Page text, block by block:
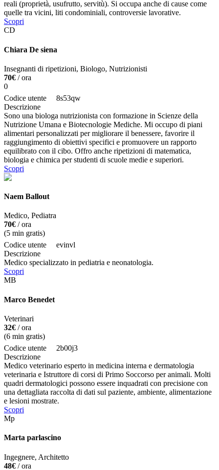
reali (proprietà, usufrutto, servitù). Si occupa anche di cause come
quelle tra vicini, liti condominiali, controversie lavorative.
Scopri
CD
Chiara De siena
Insegnanti di ripetizioni, Biologo, Nutrizionisti
70€ / ora
0
Codice utente
8s53qw
Descrizione
Sono una biologa nutrizionista con formazione in Scienze della
Nutrizione Umana e Biotecnologie Mediche. Mi occupo di piani
alimentari personalizzati per migliorare il benessere, favorire il
raggiungimento di obiettivi specifici e promuovere un rapporto
equilibrato con il cibo. Offro anche ripetizioni di matematica,
biologia e chimica per studenti di scuole medie e superiori.
Scopri
Naem Ballout
Medico, Pediatra
70€ / ora
(5 min gratis)
Codice utente
evinvl
Descrizione
Medico specializzato in pediatria e neonatologia.
Scopri
MB
Marco Benedet
Veterinari
32€ / ora
(6 min gratis)
Codice utente
2b00j3
Descrizione
Medico veterinario esperto in medicina interna e dermatologia
veterinaria e Istruttore di corsi di Primo Soccorso per animali. Molti
quadri dermatologici possono essere inquadrati con precisione con
una dettagliata raccolta di dati sul paziente, ambiente, alimentazione
e lesioni mostrate.
Scopri
Mp
Marta parlascino
Ingegnere, Architetto
48€ / ora